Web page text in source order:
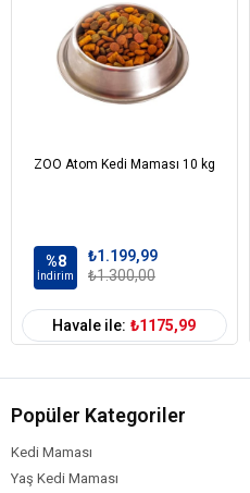
Protein %33
Yağ İçeriği %15
Ham Kül %8
Ham Selüloz %2,8
ZOO Atom Kedi Maması 10 kg
%8
İndirim
₺1.199,99
₺1.300,00
Havale ile: ₺1175,99
Popüler Kategoriler
Kedi Maması
Yaş Kedi Maması